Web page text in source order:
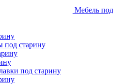
Мебель под
под старину
под старину